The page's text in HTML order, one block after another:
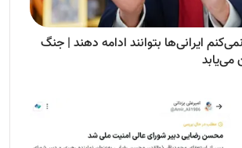
ایرانی‌ها بتوانند ادامه دهند | جنگ
می‌یابد